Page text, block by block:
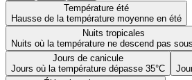
Température été
Hausse de la température moyenne en été
Nuits tropicales
Nuits où la température ne descend pas
Jours de canicule
Jours où la température dépasse 35°C